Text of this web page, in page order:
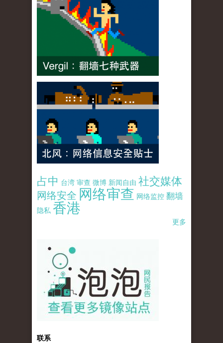
占中 台湾 审查 微博 新闻自由 社交媒体
网络安全 网络审查 网络监控 翻墙
隐私 香港
更多
pao-pao-banner-mirror-site-120814.jpg
联系